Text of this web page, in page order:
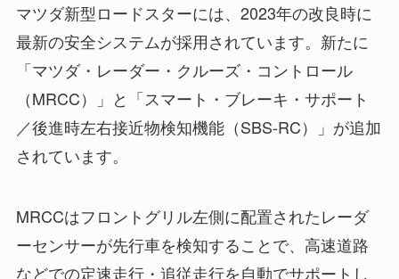
マツダ新型ロードスターには、2023年の改良時に
最新の安全システムが採用されています。新たに
「マツダ・レーダー・クルーズ・コントロール
（MRCC）」と「スマート・ブレーキ・サポート
／後進時左右接近物検知機能（SBS-RC）」が追加
されています。
MRCCはフロントグリル左側に配置されたレーダ
ーセンサーが先行車を検知することで、高速道路
などでの定速走行・追従走行を自動でサポートし